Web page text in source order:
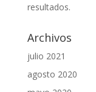
resultados.
Archivos
julio 2021
agosto 2020